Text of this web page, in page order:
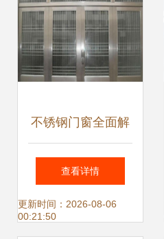
务
不锈钢门窗全面解
析 性能评估与保养
指南
查看详情
更新时间：2026-08-06
00:21:50